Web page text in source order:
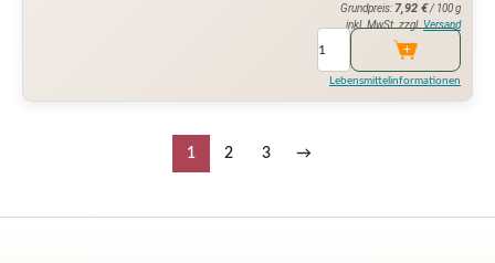
Grundpreis: 7,92 €/ 100 g
inkl. MwSt. zzgl. Versand
Lebensmittelinformationen
1 2 3 →